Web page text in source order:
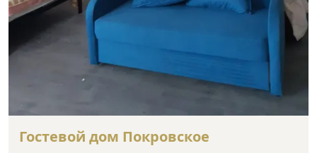
Гостевой дом Покровское